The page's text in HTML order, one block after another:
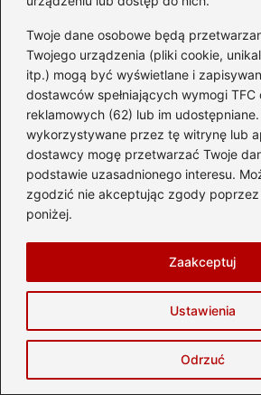
Twoje dane osobowe będą
Twojego urządzenia (pliki cookie,
itp.) mogą być wyświetlane i
dostawców spełniających wymogi
reklamowych (62) lub im
wykorzystywane przez tę witrynę lub
dostawcy mogę przetwarzać Twoje
podstawie uzasadnionego interesu.
zgodzić nie akceptując zgody
poniżej.
Ustawienia
Odrzuć
Zaakceptuj
Jaki bagaż do pociągu?
zasady przewozu
2026-08-06